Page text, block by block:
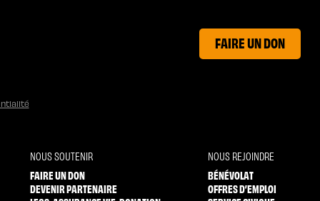
FAIRE UN DON
NOUS SOUTENIR
FAIRE UN DON
DEVENIR PARTENAIRE
NOUS REJOINDRE
BÉNÉVOLAT
OFFRES D’EMPLOI